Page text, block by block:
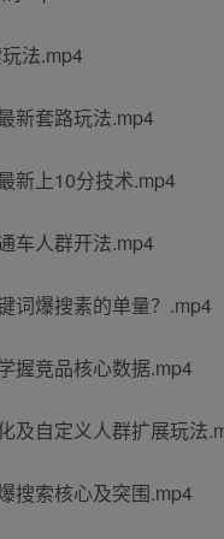
法.mp4
新套路玩法.mp4
新上10分技术.mp4
车人群开法.mp4
词爆搜素的单量？.mp4
握竞品核心数据.mp4
及自定义人群扩展玩法
搜索核心及突围.mp4